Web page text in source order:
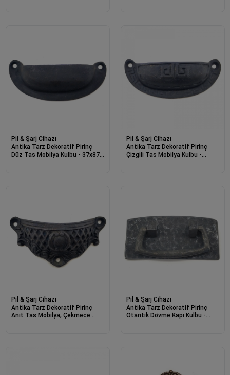
Pil & Şarj Cihazı
Antika Tarz Dekoratif Pirinç
Düz Tas Mobilya Kulbu - 37x87
Pil & Şarj Cihazı
Antika Tarz Dekoratif Pirinç
Çizgili Tas Mobilya Kulbu -
Pil & Şarj Cihazı
Antika Tarz Dekoratif Pirinç
Anıt Tas Mobilya, Çekmece
Pil & Şarj Cihazı
Antika Tarz Dekoratif Pirinç
Otantik Dövme Kapı Kulbu -